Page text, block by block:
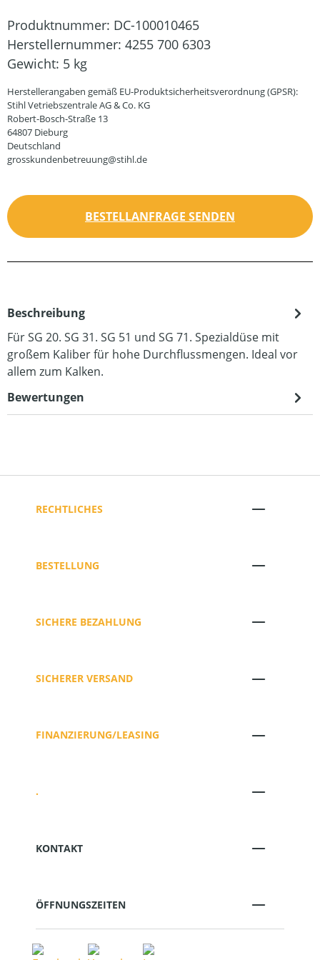
Produktnummer: DC-100010465
Herstellernummer: 4255 700 6303
Gewicht: 5 kg
Herstellerangaben gemäß EU-Produktsicherheitsverordnung (GPSR):
Stihl Vetriebszentrale AG & Co. KG
Robert-Bosch-Straße 13
64807 Dieburg
Deutschland
grosskundenbetreuung@stihl.de
BESTELLANFRAGE SENDEN
Beschreibung
Für SG 20. SG 31. SG 51 und SG 71. Spezialdüse mit
großem Kaliber für hohe Durchflussmengen. Ideal vor
allem zum Kalken.
Bewertungen
RECHTLICHES
BESTELLUNG
SICHERE BEZAHLUNG
SICHERER VERSAND
FINANZIERUNG/LEASING
.
KONTAKT
ÖFFNUNGSZEITEN